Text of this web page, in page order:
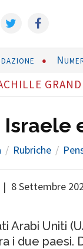
Rubriche
| 8 Settembre
Arabi Uniti
i due paesi.